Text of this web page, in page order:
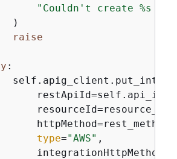
"Couldn't create %s
)
raise
:
restApiId=self.api_id,
resourceId=resource_id,
httpMethod=rest_method,
type="AWS" ,